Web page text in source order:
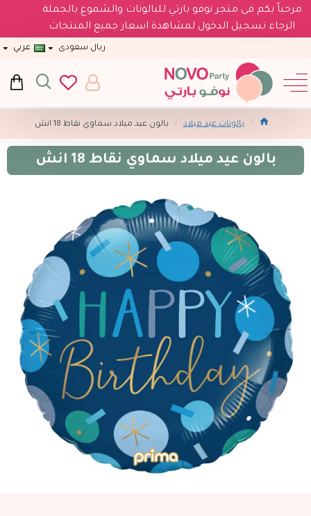
مرحباً بكم فى متجر نوفو بارتي للبالونات والشموع بالجملة
الرجاء تسجيل الدخول لمشاهدة اسعار جميع المنتجات
ريال سعودى عربي
بالونات عيد ميلاد بالون عيد ميلاد سماوي نقاط 18 انش
بالون عيد ميلاد سماوي نقاط 18 انش